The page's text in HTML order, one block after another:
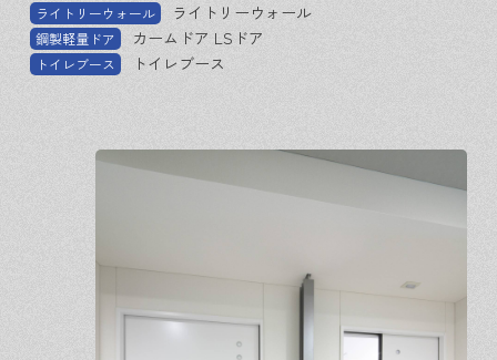
ライトリーウォール ライトリーウォール
鋼製軽量ドア カームドア LSドア
トイレブース トイレブース